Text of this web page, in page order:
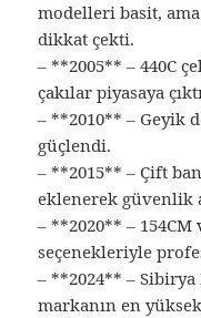
modelleri basit,
dikkat çekti.
– **2005** – 440C
çakılar piyasaya
– **2010** – Geyik
güçlendi.
– **2015** – Çift
eklenerek güvenlik
– **2020** – 154CM
seçenekleriyle
– **2024** – Sibirya
markanın en